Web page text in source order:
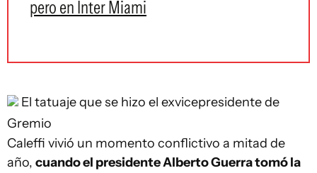
pero en Inter Miami
El tatuaje que se hizo el exvicepresidente de
Gremio
Caleffi vivió un momento conflictivo a mitad de
año, cuando el presidente Alberto Guerra tomó la